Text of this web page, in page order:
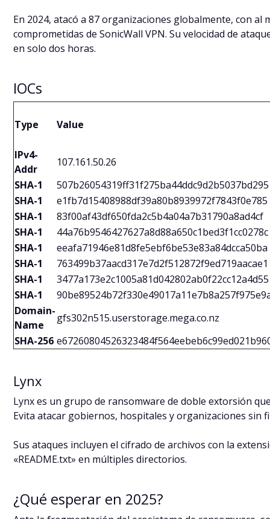
En 2024, atacó a 87 organizaciones globalmente, con
comprometidas de SonicWall VPN. Su velocidad de
en solo dos horas.
IOCs
Type Value
IPv4-
Addr
107.161.50.26
SHA-1
507b26054319ff31f275ba44ddc9d2b5037bd295
SHA-1
e1fb7d15408988df39a80b8939972f7843f0e785
SHA-1
83f00af43df650fda2c5b4a04a7b31790a8ad4cf
SHA-1
44a76b9546427627a8d88a650c1bed3f1cc0278c
SHA-1
eeafa71946e81d8fe5ebf6be53e83a84dcca50ba
SHA-1
763499b37aacd317e7d2f512872f9ed719aacae1
SHA-1
3477a173e2c1005a81d042802ab0f22cc12a4d55
SHA-1
Domain-
Name
gfs302n515.userstorage.mega.co.nz
SHA-256
Lynx
Lynx es un grupo de ransomware de doble extorsión
Evita atacar gobiernos, hospitales y organizaciones sin
Sus ataques incluyen el cifrado de archivos con la
«README.txt» en múltiples directorios.
¿Qué esperar en 2025?